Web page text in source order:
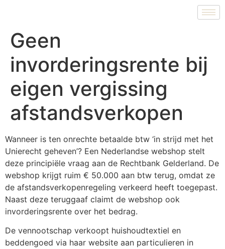
Geen
invorderingsrente bij
eigen vergissing
afstandsverkopen
Wanneer is ten onrechte betaalde btw ‘in strijd met het
Unierecht geheven’? Een Nederlandse webshop stelt
deze principiële vraag aan de Rechtbank Gelderland. De
webshop krijgt ruim € 50.000 aan btw terug, omdat ze
de afstandsverkopenregeling verkeerd heeft toegepast.
Naast deze teruggaaf claimt de webshop ook
invorderingsrente over het bedrag.
De vennootschap verkoopt huishoudtextiel en
beddengoed via haar website aan particulieren in